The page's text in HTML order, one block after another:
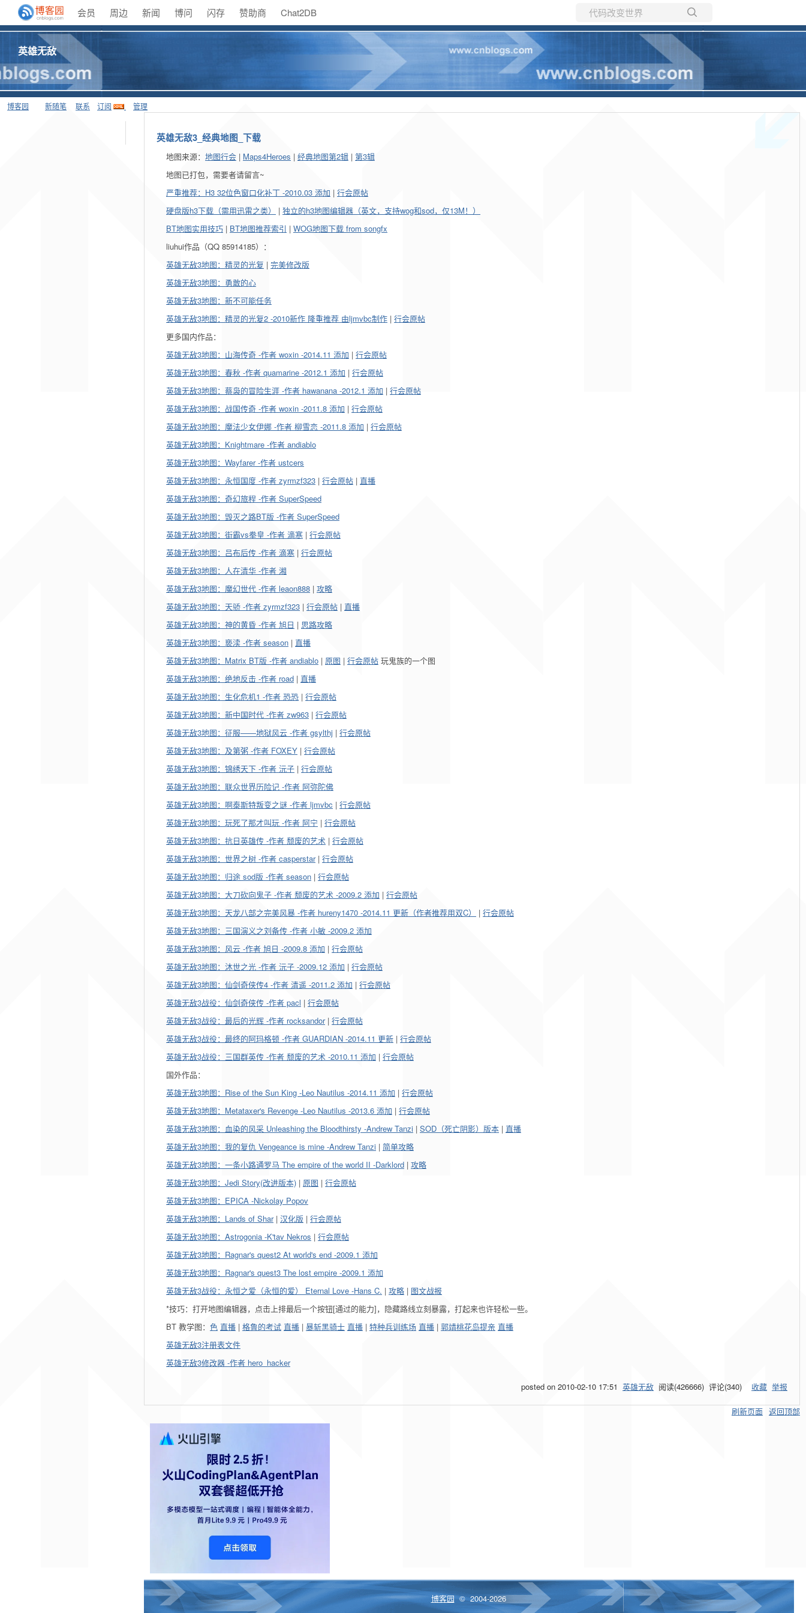
会员 周边 新闻 博问 闪存 赞助商 Chat2DB
所有博客
当前博客
英雄无敌
博客园 新随笔 联系 订阅 管理
英雄无敌3_经典地图_下载
地图来源： 地图行会 | Maps4Heroes | 经典地图第2辑 | 第3辑
地图已打包，需要者请留言~
严重推荐：H3 32位色窗口化补丁 -2010.03 添加 | 行会原帖
硬盘版h3下载（需用迅雷之类）
| 独立的h3地图编辑器（英文，支持wog和sod，仅13M！）
BT地图实用技巧 | BT地图推荐索引 | WOG地图下载 from songfx
liuhui作品（QQ 85914185）：
英雄无敌3地图：精灵的光复 | 完美修改版
英雄无敌3地图：勇敢的心
英雄无敌3地图：新不可能任务
英雄无敌3地图：精灵的光复2 -2010新作 隆重推荐 由ljmvbc制作 | 行会原帖
更多国内作品：
英雄无敌3地图：山海传奇 -作者 woxin -2014.11 添加 | 行会原帖
英雄无敌3地图：春秋 -作者 quamarine -2012.1 添加 | 行会原帖
英雄无敌3地图：蔡袅的冒险生涯 -作者 hawanana -2012.1 添加 | 行会原帖
英雄无敌3地图：战国传奇 -作者 woxin -2011.8 添加 | 行会原帖
英雄无敌3地图：魔法少女伊娜 -作者 柳雪恋 -2011.8 添加 | 行会原帖
英雄无敌3地图：Knightmare -作者 andiablo
英雄无敌3地图：Wayfarer -作者 ustcers
英雄无敌3地图：永恒国度 -作者 zyrmzf323 | 行会原帖 | 直播
英雄无敌3地图：奇幻旅程 -作者 SuperSpeed
英雄无敌3地图：毁灭之路BT版 -作者 SuperSpeed
英雄无敌3地图：街霸vs拳皇 -作者 滴寒 | 行会原帖
英雄无敌3地图：吕布后传 -作者 滴寒 | 行会原帖
英雄无敌3地图：人在清华 -作者 湘
英雄无敌3地图：魔幻世代 -作者 leaon888 | 攻略
英雄无敌3地图：天骄 -作者 zyrmzf323 | 行会原帖 | 直播
英雄无敌3地图：神的黄昏 -作者 旭日 | 思路攻略
英雄无敌3地图：亵渎 -作者 season | 直播
英雄无敌3地图：Matrix BT版 -作者 andiablo | 原图 | 行会原帖 玩鬼族的一个图
英雄无敌3地图：绝地反击 -作者 road | 直播
英雄无敌3地图：生化危机1 -作者 恐恐 | 行会原帖
英雄无敌3地图：新中国时代 -作者 zw963 | 行会原帖
英雄无敌3地图：征服——地狱风云 -作者 gsylthj | 行会原帖
英雄无敌3地图：及第粥 -作者 FOXEY | 行会原帖
英雄无敌3地图：锦绣天下 -作者 沅子 | 行会原帖
英雄无敌3地图：联众世界历险记 -作者 阿弥陀佛
英雄无敌3地图：啊泰斯特叛变之谜 -作者 ljmvbc | 行会原帖
英雄无敌3地图：玩死了那才叫玩 -作者 阿宁 | 行会原帖
英雄无敌3地图：抗日英雄传 -作者 颓废的艺术 | 行会原帖
英雄无敌3地图：世界之树 -作者 casperstar| 行会原帖
英雄无敌3地图：归途 sod版 -作者 season | 行会原帖
英雄无敌3地图：大刀砍向鬼子 -作者 颓废的艺术 -2009.2 添加 | 行会原帖
英雄无敌3地图：天龙八部之完美风暴 -作者 hureny1470 -2014.11 更新（作者推荐用双C）
| 行会原帖
英雄无敌3地图：三国演义之刘备传 -作者 小敏 -2009.2 添加
英雄无敌3地图：风云 -作者 旭日 -2009.8 添加 | 行会原帖
英雄无敌3地图：沐世之光 -作者 沅子 -2009.12 添加 | 行会原帖
英雄无敌3地图：仙剑奇侠传4 -作者 清遥 -2011.2 添加 | 行会原帖
英雄无敌3战役：仙剑奇侠传 -作者 pacl | 行会原帖
英雄无敌3战役：最后的光辉 -作者 rocksandor| 行会原帖
英雄无敌3战役：最终的阿玛格顿 -作者 GUARDIAN -2014.11 更新 | 行会原帖
英雄无敌3战役：三国群英传 -作者 颓废的艺术 -2010.11 添加 | 行会原帖
国外作品：
英雄无敌3地图：Rise of the Sun King -Leo Nautilus -2014.11 添加 | 行会原帖
英雄无敌3地图：Metataxer's Revenge -Leo Nautilus -2013.6 添加 | 行会原帖
英雄无敌3地图：血染的风采 Unleashing the Bloodthirsty -Andrew Tanzi | SOD（死亡阴影）版本 | 直播
英雄无敌3地图：我的复仇 Vengeance is mine -Andrew Tanzi | 简单攻略
英雄无敌3地图：一条小路通罗马 The empire of the world II -Darklord | 攻略
英雄无敌3地图：Jedi Story(改进版本) | 原图 | 行会原帖
英雄无敌3地图：EPICA -Nickolay Popov
英雄无敌3地图：Lands of Shar| 汉化版 | 行会原帖
英雄无敌3地图：Astrogonia -K'tav Nekros | 行会原帖
英雄无敌3地图：Ragnar's quest2 At world's end -2009.1 添加
英雄无敌3地图：Ragnar's quest3 The lost empire -2009.1 添加
英雄无敌3战役：永恒之爱（永恒的爱） Eternal Love -Hans C. | 攻略 | 图文战报
*技巧：打开地图编辑器，点击上排最后一个按钮[通过的能力]，隐藏路线立刻暴露，打起来也许轻松一些。
BT 教学图： 色 直播 | 格鲁的考试 直播 | 暴斩黑骑士 直播 | 特种兵训练场 直播 | 郭靖桃花岛提亲 直播
英雄无敌3注册表文件
英雄无敌3修改器 -作者 hero_hacker
posted on 2010-02-10 17:51 英雄无敌 阅读(426666) 评论(340) 收藏 举报
刷新页面 返回顶部
博客园© 2004-2026